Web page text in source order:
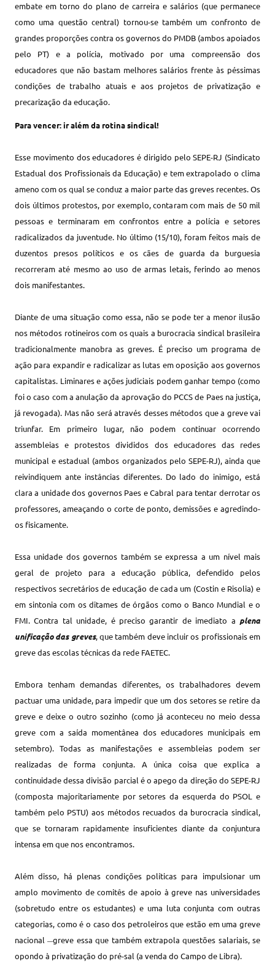
embate em torno do plano de carreira e salários (que permanece
como uma questão central) tornou-se também um confronto de
grandes proporções contra os governos do PMDB (ambos apoiados
pelo PT) e a polícia, motivado por uma compreensão dos
educadores que não bastam melhores salários frente às péssimas
condições de trabalho atuais e aos projetos de privatização e
precarização da educação.
Para vencer: ir além da rotina sindical!
Esse movimento dos educadores é dirigido pelo SEPE-RJ (Sindicato
Estadual dos Profissionais da Educação) e tem extrapolado o clima
ameno com os qual se conduz a maior parte das greves recentes. Os
dois últimos protestos, por exemplo, contaram com mais de 50 mil
pessoas e terminaram em confrontos entre a polícia e setores
radicalizados da juventude. No último (15/10), foram feitos mais de
duzentos presos políticos e os cães de guarda da burguesia
recorreram até mesmo ao uso de armas letais, ferindo ao menos
dois manifestantes.
Diante de uma situação como essa, não se pode ter a menor ilusão
nos métodos rotineiros com os quais a burocracia sindical brasileira
tradicionalmente manobra as greves. É preciso um programa de
ação para expandir e radicalizar as lutas em oposição aos governos
capitalistas. Liminares e ações judiciais podem ganhar tempo (como
foi o caso com a anulação da aprovação do PCCS de Paes na justiça,
já revogada). Mas não será através desses métodos que a greve vai
triunfar. Em primeiro lugar, não podem continuar ocorrendo
assembleias e protestos divididos dos educadores das redes
municipal e estadual (ambos organizados pelo SEPE-RJ), ainda que
reivindiquem ante instâncias diferentes. Do lado do inimigo, está
clara a unidade dos governos Paes e Cabral para tentar derrotar os
professores, ameaçando o corte de ponto, demissões e agredindo-
os fisicamente.
Essa unidade dos governos também se expressa a um nível mais
geral de projeto para a educação pública, defendido pelos
respectivos secretários de educação de cada um (Costin e Risolia) e
em sintonia com os ditames de órgãos como o Banco Mundial e o
FMI. Contra tal unidade, é preciso garantir de imediato a plena
unificação das greves, que também deve incluir os profissionais em
greve das escolas técnicas da rede FAETEC.
Embora tenham demandas diferentes, os trabalhadores devem
pactuar uma unidade, para impedir que um dos setores se retire da
greve e deixe o outro sozinho (como já aconteceu no meio dessa
greve com a saída momentânea dos educadores municipais em
setembro). Todas as manifestações e assembleias podem ser
realizadas de forma conjunta. A única coisa que explica a
continuidade dessa divisão parcial é o apego da direção do SEPE-RJ
(composta majoritariamente por setores da esquerda do PSOL e
também pelo PSTU) aos métodos recuados da burocracia sindical,
que se tornaram rapidamente insuficientes diante da conjuntura
intensa em que nos encontramos.
Além disso, há plenas condições políticas para impulsionar um
amplo movimento de comitês de apoio à greve nas universidades
(sobretudo entre os estudantes) e uma luta conjunta com outras
categorias, como é o caso dos petroleiros que estão em uma greve
nacional―greve essa que também extrapola questões salariais, se
opondo à privatização do pré-sal (a venda do Campo de Libra).